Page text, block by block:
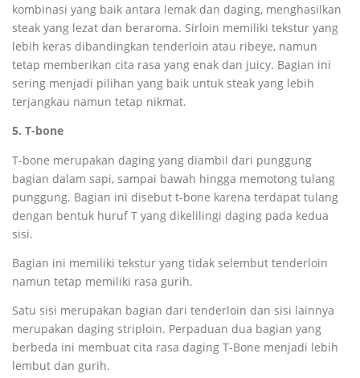
kombinasi yang baik antara lemak dan daging, menghasilkan
steak yang lezat dan beraroma. Sirloin memiliki tekstur yang
lebih keras dibandingkan tenderloin atau ribeye, namun
tetap memberikan cita rasa yang enak dan juicy. Bagian ini
sering menjadi pilihan yang baik untuk steak yang lebih
terjangkau namun tetap nikmat.
5. T-bone
T-bone merupakan daging yang diambil dari punggung
bagian dalam sapi, sampai bawah hingga memotong tulang
punggung. Bagian ini disebut t-bone karena terdapat tulang
dengan bentuk huruf T yang dikelilingi daging pada kedua
sisi.
Bagian ini memiliki tekstur yang tidak selembut tenderloin
namun tetap memiliki rasa gurih.
Satu sisi merupakan bagian dari tenderloin dan sisi lainnya
merupakan daging striploin. Perpaduan dua bagian yang
berbeda ini membuat cita rasa daging T-Bone menjadi lebih
lembut dan gurih.